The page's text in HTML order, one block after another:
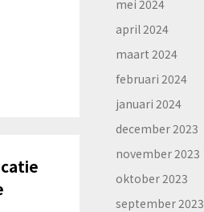
mei 2024
april 2024
maart 2024
februari 2024
januari 2024
december 2023
november 2023
oktober 2023
september 2023